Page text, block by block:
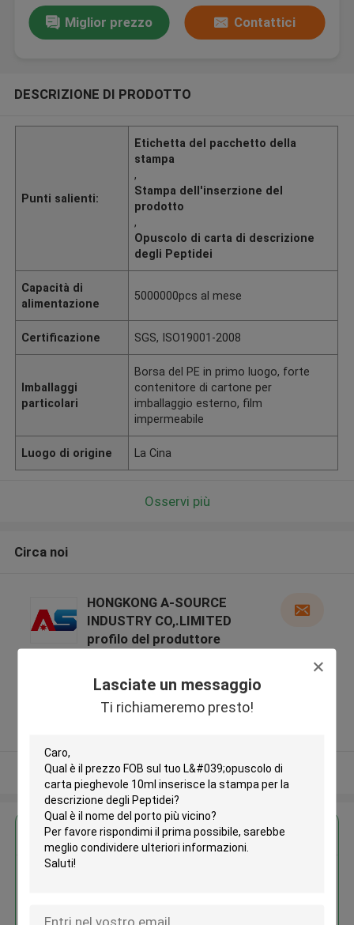
Lasciate un messaggio
Ti richiameremo presto!
Miglior prezzo Contattici
DESCRIZIONE DI PRODOTTO
Punti salienti:
Etichetta del pacchetto della
stampa
,
Stampa dell'inserzione del
prodotto
,
Opuscolo di carta di descrizione
degli Peptidei
Capacità di
alimentazione
5000000pcs al mese
Certificazione SGS, ISO19001-2008
Imballaggi
particolari
Borsa del PE in primo luogo, forte
contenitore di cartone per
imballaggio esterno, film
impermeabile
Luogo di origine La Cina
Osservi più
Circa noi
HONGKONG A-SOURCE
INDUSTRY CO,.LIMITED
profilo del produttore
development Building, No 33
,Wang Jiao , Jiulong district ,Cina
5.0
Osservi più
Ottieni il miglior prezzo per
descrizione degli Peptidei